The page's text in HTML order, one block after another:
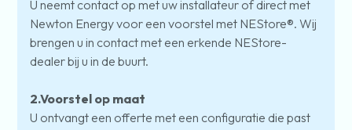
U neemt contact op met uw installateur of direct met
Newton Energy voor een voorstel met NEStore®. Wij
brengen u in contact met een erkende NEStore-
dealer bij u in de buurt.
2.Voorstel op maat
U ontvangt een offerte met een configuratie die past